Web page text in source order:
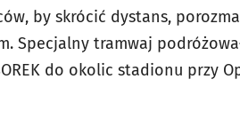
by skrócić dystans,
Specjalny tramwaj
do okolic stadionu przy